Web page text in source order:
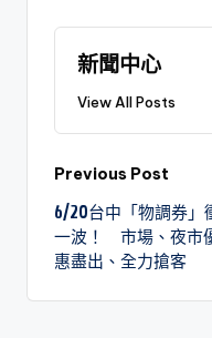
新聞中心
View All Posts
Previous Post
6/20台中「物調券」
一波！ 市場、夜市
惠盡出、全力搶客